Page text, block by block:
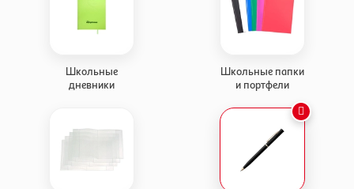
Школьные
дневники
Школьные папки
и портфели